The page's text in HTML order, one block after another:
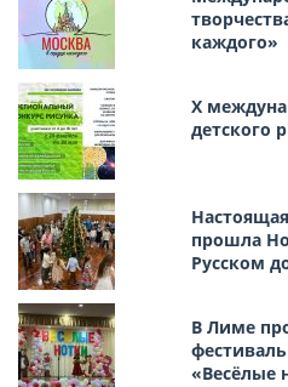
каждого»
Х
детского
прошла
Русском
В Лиме
«Весёлые